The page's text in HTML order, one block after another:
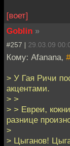
[воет]
Goblin »
#257 | 29.03.09
Кому: Afanana,
> У Гая Ричи
акцентами.
> >
> > Евреи,
разнице
>
> Цыганов!